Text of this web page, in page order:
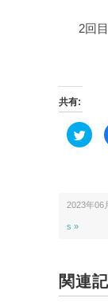
2回
共有:
ク
リ
w
i
有
(新
し
2023年06
s »
関連